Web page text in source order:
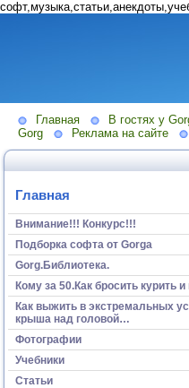
Главная
В гостях у
Gorg
Реклама на сайте
Главная
Внимание!!! Конкурс!!!
Подборка софта от Gorga
Gorg.Библиотека.
Кому за 50.Как бросить курить
Как выжить в экстремальных
крыша над головой…
Фотографии
Учебники
Статьи